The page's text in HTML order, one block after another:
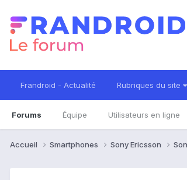
Frandroid - Actualité Rubriques du site
Forums Équipe Utilisateurs en ligne
Accueil Smartphones Sony Ericsson